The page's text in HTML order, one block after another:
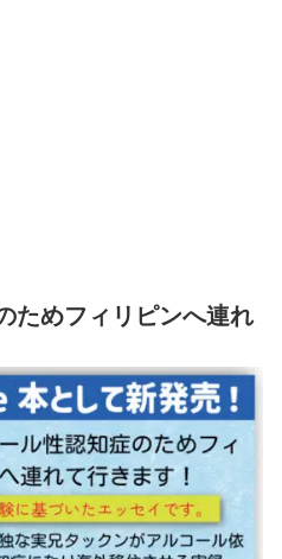
ためフィリピンへ連れ